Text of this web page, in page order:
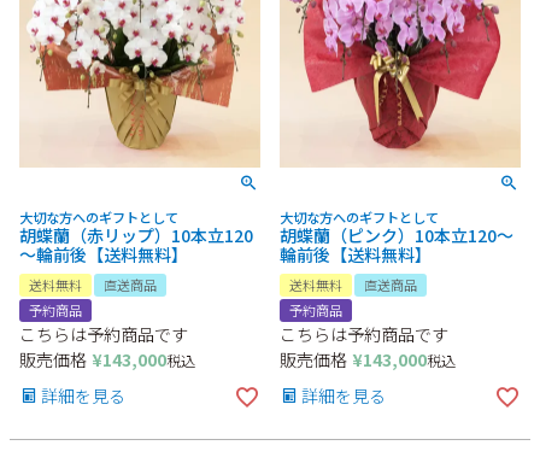
デザイン:
大切な方へのギフトとして
胡蝶蘭（赤リップ）10本立120
～輪前後【送料無料】
送料無料
直送商品
予約商品
こちらは予約商品です
販売価格 ¥143,000税込
詳細を見る
大切な方へのギフトとして
胡蝶蘭（ピンク）10本立120～
輪前後【送料無料】
送料無料
直送商品
予約商品
こちらは予約商品です
販売価格 ¥143,000税込
詳細を見る